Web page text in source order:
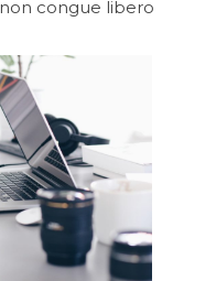
congue libero